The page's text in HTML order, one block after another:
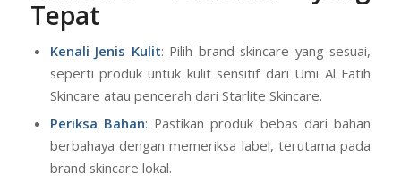
Tepat
Kenali Jenis Kulit: Pilih brand skincare yang sesuai,
seperti produk untuk kulit sensitif dari Umi Al Fatih
Skincare atau pencerah dari Starlite Skincare.
Periksa Bahan: Pastikan produk bebas dari bahan
berbahaya dengan memeriksa label, terutama pada
brand skincare lokal.